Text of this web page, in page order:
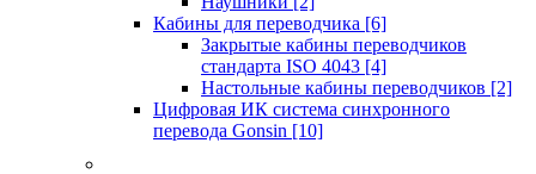
Кабины для переводчика [6]
Закрытые кабины переводчиков
стандарта ISO 4043 [4]
Настольные кабины переводчиков [2]
Цифровая ИК система синхронного
перевода Gonsin [10]